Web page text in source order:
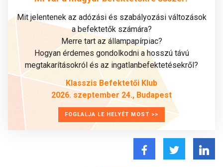
Mit jelentenek az adózási és szabályozási változások
a befektetők számára?
Merre tart az állampapírpiac?
Hogyan érdemes gondolkodni a hosszú távú
megtakarításokról és az ingatlanbefektetésekről?
Klasszis Befektetői Klub
2026. szeptember 24., Budapest
FOGLALJA LE HELYÉT MOST >>